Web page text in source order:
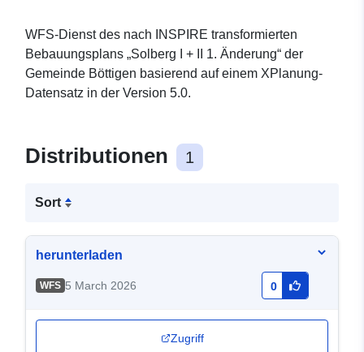
WFS-Dienst des nach INSPIRE transformierten
Bebauungsplans „Solberg I + II 1. Änderung“ der
Gemeinde Böttigen basierend auf einem XPlanung-
Datensatz in der Version 5.0.
Distributionen 1
Sort
herunterladen
WFS 5 March 2026 0
Zugriff